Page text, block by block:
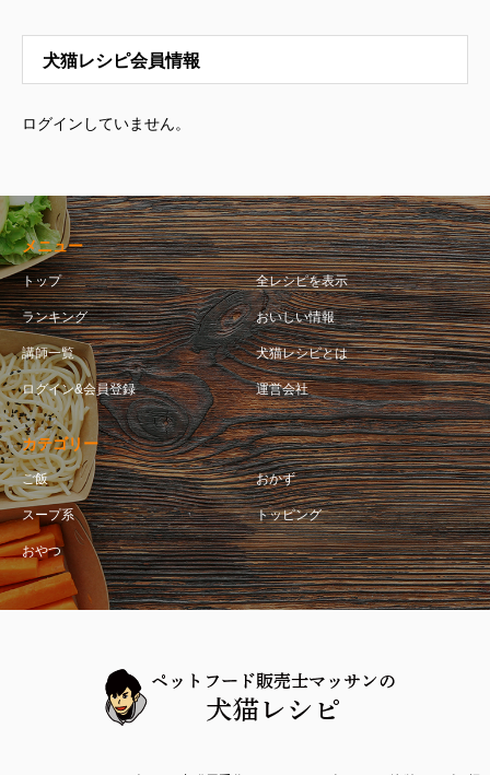
犬猫レシピ会員情報
ログインしていません。
メニュー
トップ 全レシピを表示
ランキング おいしい情報
講師一覧 犬猫レシピとは
ログイン&会員登録 運営会社
カテゴリー
ご飯 おかず
スープ系 トッピング
おやつ